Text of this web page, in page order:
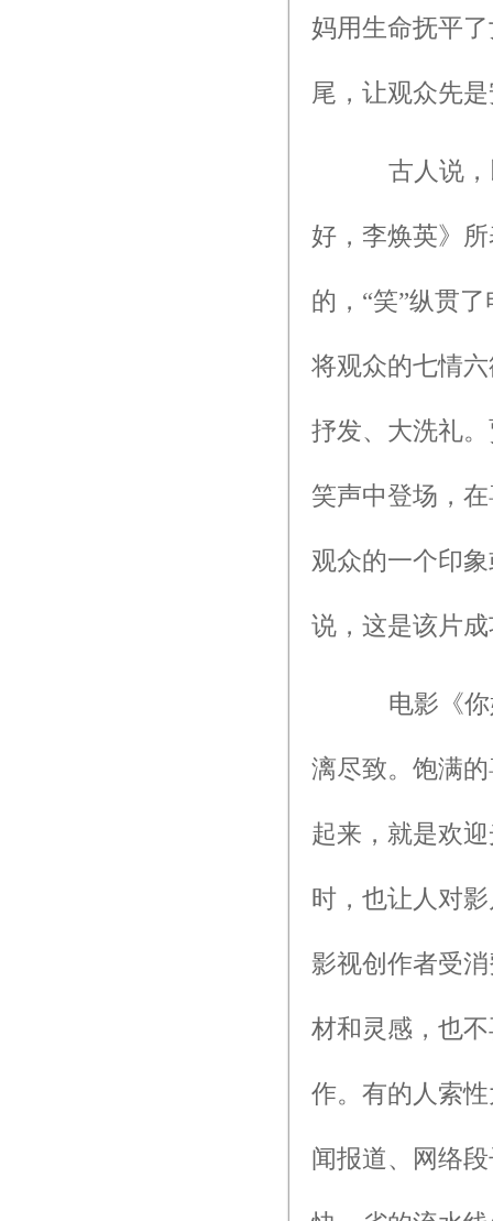
妈用生命抚平
尾，让观众先
古人说，以
好，李焕英》
的，“笑”纵贯
将观众的七情
抒发、大洗礼
笑声中登场，
观众的一个印
说，这是该片
电影《你好
漓尽致。饱满
起来，就是欢
时，也让人对
影视创作者受
材和灵感，也
作。有的人索
闻报道、网络